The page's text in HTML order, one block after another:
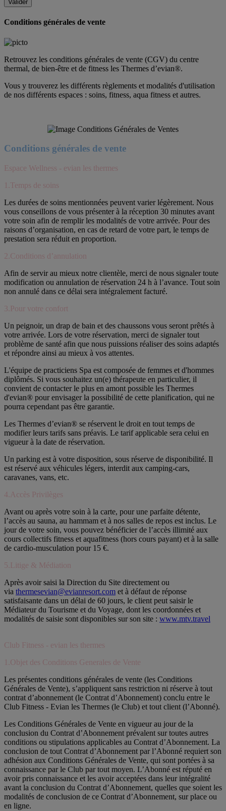
Conditions générales de vente
Retrouvez les conditions générales de vente (CGV) du centre
thermal, de bien-être et de fitness les Thermes d’evian®.
Vous y trouverez les différents règlements et modalités d'utilisation
de nos différents espaces : soins, fitness, aqua fitness et autres.
Conditions générales de vente
Espace Wellness - evian les thermes
1.Temps de soins
Les durées de soins mentionnées peuvent varier légèrement. Nous
vous conseillons de vous présenter à la réception 30 minutes avant
votre soin afin de remplir les modalités de votre arrivée. Pour des
raisons d’organisation, en cas de retard de votre part, le temps de
prestation sera réduit en proportion.
2.Conditions d’annulation
Afin de servir au mieux notre clientèle, merci de nous signaler toute
modification ou annulation de réservation 24 h à l’avance. Tout soin
non annulé dans ce délai sera intégralement facturé.
3.Pour votre confort
Un peignoir, un drap de bain et des chaussons vous seront prêtés à
votre arrivée. Lors de votre réservation, merci de signaler tout
problème de santé afin que nous puissions réaliser des soins adaptés
et répondre ainsi au mieux à vos attentes.
L'équipe de practiciens Spa est composée de femmes et d'hommes
diplômés. Si vous souhaitez un(e) thérapeute en particulier, il
convient de contacter le plus en amont possible les Thermes
d'evian® pour envisager la possibilité de cette planification, qui ne
pourra cependant pas être garantie.
Les Thermes d’evian® se réservent le droit en tout temps de
modifier leurs tarifs sans préavis. Le tarif applicable sera celui en
vigueur à la date de réservation.
Un parking est à votre disposition, sous réserve de disponibilité. Il
est réservé aux véhicules légers, interdit aux camping-cars,
caravanes, vans, etc.
4.Accès Privilèges
Avant ou après votre soin à la carte, pour une parfaite détente,
l’accès au sauna, au hammam et à nos salles de repos est inclus. Le
jour de votre soin, vous pouvez bénéficier de l’accès illimité aux
cours collectifs fitness et aquafitness (hors cours payant) et à la salle
de cardio-musculation pour 15 €.
5.Litige & Médiation
Après avoir saisi la Direction du Site directement ou
via thermesevian@evianresort.com et à défaut de réponse
satisfaisante dans un délai de 60 jours, le client peut saisir le
Médiateur du Tourisme et du Voyage, dont les coordonnées et
modalités de saisie sont disponibles sur son site : www.mtv.travel
Club Fitness - evian les thermes
1.Objet des Conditions Generales de Vente
Les présentes conditions générales de vente (les Conditions
Générales de Vente), s’appliquent sans restriction ni réserve à tout
contrat d’abonnement (le Contrat d’Abonnement) conclu entre le
Club Fitness - Evian les Thermes (le Club) et tout client (l’Abonné).
Les Conditions Générales de Vente en vigueur au jour de la
conclusion du Contrat d’Abonnement prévalent sur toutes autres
conditions ou stipulations applicables au Contrat d’Abonnement. La
conclusion de tout Contrat d’Abonnement par l’Abonné requiert son
adhésion aux Conditions Générales de Vente, qui sont portées à sa
connaissance par le Club par tout moyen. L’Abonné est réputé en
avoir pris connaissance et les avoir acceptées dans leur intégralité
avant la conclusion du Contrat d’Abonnement, quelles que soient les
modalités de conclusion de ce Contrat d’Abonnement, sur place ou
en ligne.